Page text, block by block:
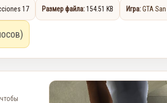
17 Размер файла:154.51 KB Игра:GTA